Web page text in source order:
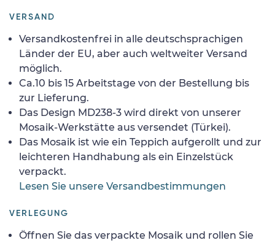
VERSAND
Versandkostenfrei in alle deutschsprachigen
Länder der EU, aber auch weltweiter Versand
möglich.
Ca.10 bis 15 Arbeitstage von der Bestellung bis
zur Lieferung.
Das Design MD238-3 wird direkt von unserer
Mosaik-Werkstätte aus versendet (Türkei).
Das Mosaik ist wie ein Teppich aufgerollt und zur
leichteren Handhabung als ein Einzelstück
verpackt.
Lesen Sie unsere Versandbestimmungen
VERLEGUNG
Öffnen Sie das verpackte Mosaik und rollen Sie